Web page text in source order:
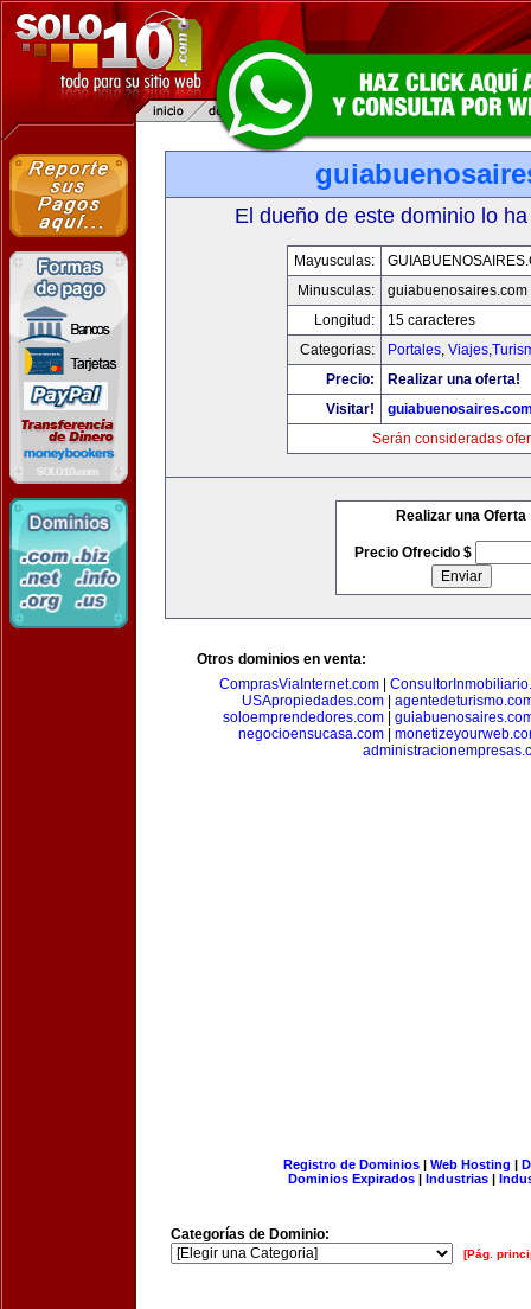
El dueño de este dominio lo
Mayusculas:
Minusculas:
guiabuenosaires.com
Longitud:
15 caracteres
Categorias:
Portales,
Precio:
Realizar una oferta!
Visitar!
Serán consideradas
Realizar una Oferta
Precio Ofrecido $
Otros dominios en venta:
ComprasViaInternet.com
USApropiedades.com|
soloemprendedores.com|
negocioensucasa.com
Registro de Dominios| Web Hosting |
Dominios Expirados | Industrias |
Categorías de Dominio:
[Pág.